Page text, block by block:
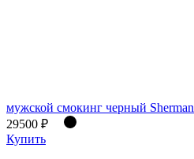
мужской смокинг черный Sherman
29500 ₽
Купить